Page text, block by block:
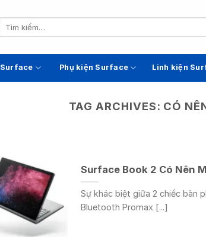
Surface Phụ kiện Surface Linh kiện
TAG ARCHIVES: CÓ
Surface Book 2 Có Nên
Sự khác biệt giữa 2 chiếc bàn
Bluetooth Promax [...]